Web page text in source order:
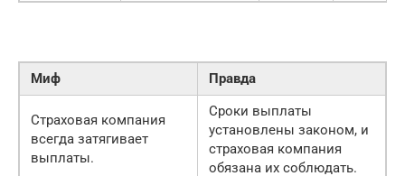
Миф Правда
Страховая компания
всегда затягивает
выплаты.
Сроки выплаты
установлены законом, и
страховая компания
обязана их соблюдать.